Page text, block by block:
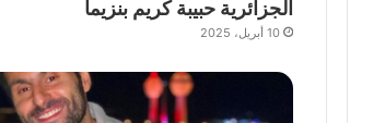
الجزائرية حبيبة كريم بنزيما
10 أبريل، 2025